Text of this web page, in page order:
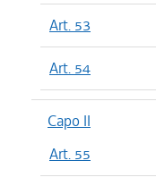
Art. 53
Art. 54
Capo II
Art. 55